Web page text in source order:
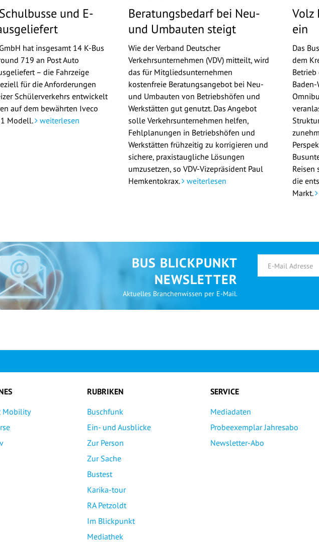
und E-
hat insgesamt 14 K-Bus
719 an Post Auto
– die Fahrzeige
für die Anforderungen
Schülerverkehrs entwickelt
auf dem bewährten Iveco
Modell.
weiterlesen
Beratungsbedarf bei Neu-
und Umbauten steigt
Wie der Verband Deutscher
Verkehrsunternehmen (VDV) mitteilt, wird
das für Mitgliedsunternehmen
kostenfreie Beratungsangebot bei Neu-
und Umbauten von Betriebshöfen und
Werkstätten gut genutzt. Das Angebot
solle Verkehrsunternehmen helfen,
Fehlplanungen in Betriebshöfen und
Werkstätten frühzeitig zu korrigieren und
sichere, praxistaugliche Lösungen
umzusetzen, so VDV-Vizepräsident Paul
Hemkentokrax. weiterlesen
Volz
ein
Das
dem
Betrieb
Reisen
die
Markt.
BUS BLICKPUNKT
NEWSLETTER
Aktuelles Branchenwissen per E-Mail.
Mobility
RUBRIKEN
Buschfunk
Ein- und Ausblicke
Zur Person
Zur Sache
Bustest
Karika-tour
RA Petzoldt
Im Blickpunkt
Mediathek
SERVICE
Mediadaten
Probeexemplar Jahresabo
Newsletter-Abo